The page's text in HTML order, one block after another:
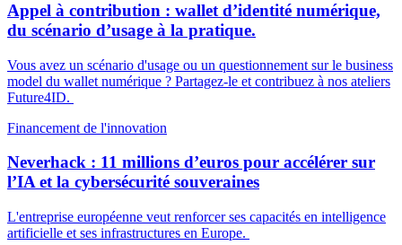
Appel à contribution : wallet d’identité numérique,
du scénario d’usage à la pratique.
Vous avez un scénario d'usage ou un questionnement sur le business
model du wallet numérique ? Partagez-le et contribuez à nos ateliers
Future4ID.
Financement de l'innovation
Neverhack : 11 millions d’euros pour accélérer sur
l’IA et la cybersécurité souveraines
L'entreprise européenne veut renforcer ses capacités en intelligence
artificielle et ses infrastructures en Europe.